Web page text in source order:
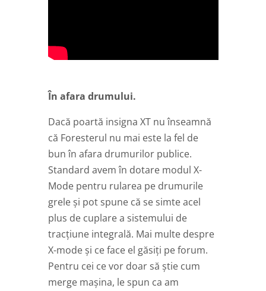
În afara drumului.
Dacă poartă insigna XT nu înseamnă
că Foresterul nu mai este la fel de
bun în afara drumurilor publice.
Standard avem în dotare modul X-
Mode pentru rularea pe drumurile
grele și pot spune că se simte acel
plus de cuplare a sistemului de
tracțiune integrală. Mai multe despre
X-mode și ce face el găsiți pe forum.
Pentru cei ce vor doar să știe cum
merge mașina, le spun ca am